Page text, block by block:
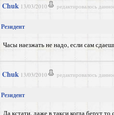
Chuk 13/03/2010 редактировалось
Резидент
Часы наезжать не надо, если сам
Chuk 13/03/2010 редактировалось
Резидент
Да кстати, даже в такси когда берут